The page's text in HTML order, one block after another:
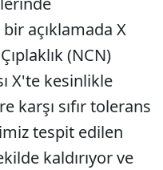
açıklamada X
(NCN)
X'te kesinlikle
karşı sıfır tolerans
tespit edilen
kaldırıyor ve